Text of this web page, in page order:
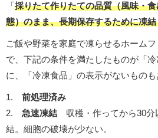
「採りたて作りたての品質（風味・
態）のまま、長期保存するために凍
ご飯や野菜を家庭で凍らせるホーム
で、下記の条件を満たしたものが「
に、「冷凍食品」の表示がないものも
1. 前処理済み
2. 急速凍結 収穫・作ってから30
結。細胞の破壊が少ない。